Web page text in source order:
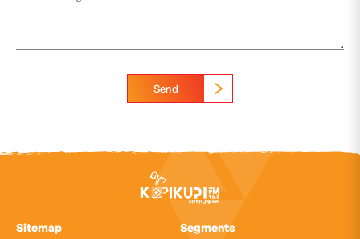
Send
Sitemap Segments